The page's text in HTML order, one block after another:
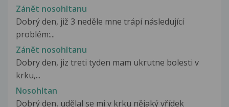
Zánět nosohltanu
Dobrý den, již 3 neděle mne trápí následující
problém:...
Zánět nosohltanu
Dobry den, jiz treti tyden mam ukrutne bolesti v
krku,...
Nosohltan
Dobrý den, udělal se mi v krku nějaký vřídek